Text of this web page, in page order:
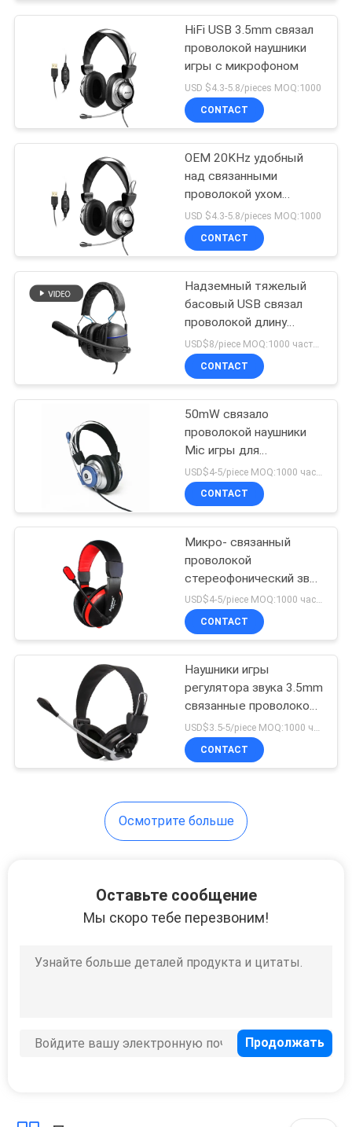
PRIVACY
HiFi USB 3.5mm связал
проволокой наушники
игры с микрофоном
USD $4.3-5.8/pieces MOQ:1000
CONTACT
OEM 20KHz удобный
над связанными
проволокой ухом
наушниками игры
USD $4.3-5.8/pieces MOQ:1000
CONTACT
Надземный тяжелый
басовый USB связал
проволокой длину
шнура наушников 2.2m
игры
CONTACT
50mW связало
проволокой наушники
Mic игры для
аксессуаров
держателя
стереофонического
CONTACT
Микро- связанный
проволокой
стереофонический звук
музыки исследования
шлемофона офиса игры
связанный проволокой
USD$4-5/piece MOQ:1000 частей в детали
CONTACT
Наушники игры
регулятора звука 3.5mm
связанные проволокой
для образования
ноутбука
USD$3.5-5/piece MOQ:1000 частей в детали
CONTACT
Осмотрите больше
Оставьте сообщение
Мы скоро тебе перезвоним!